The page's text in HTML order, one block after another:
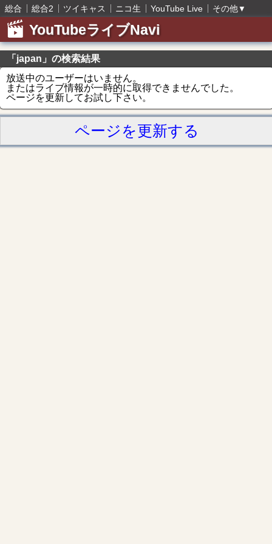
総合 総合2 ツイキャス ニコ生 YouTube Live その他▼
YouTubeライブNavi
「japan」の検索結果
放送中のユーザーはいません。
またはライブ情報が一時的に取得できませんでした。
ページを更新してお試し下さい。
ページを更新する